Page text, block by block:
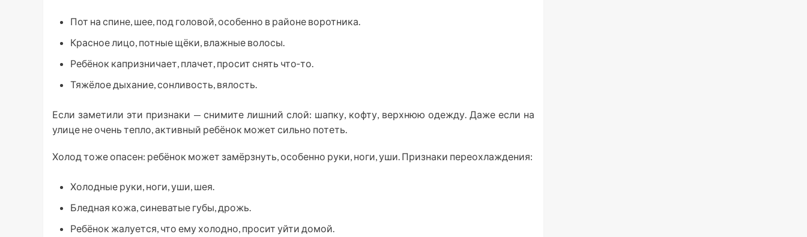
Пот на спине, шее, под головой, особенно в районе воротника.
Красное лицо, потные щёки, влажные волосы.
Ребёнок капризничает, плачет, просит снять что‑то.
Тяжёлое дыхание, сонливость, вялость.
Если заметили эти признаки — снимите лишний слой: шапку, кофту, верхнюю одежду. Даже если на
улице не очень тепло, активный ребёнок может сильно потеть.
Холод тоже опасен: ребёнок может замёрзнуть, особенно руки, ноги, уши. Признаки переохлаждения:
Холодные руки, ноги, уши, шея.
Бледная кожа, синеватые губы, дрожь.
Ребёнок жалуется, что ему холодно, просит уйти домой.